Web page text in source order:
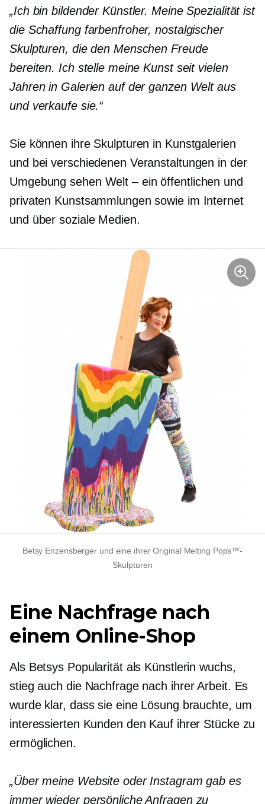
„Ich bin bildender Künstler. Meine Spezialität ist
die Schaffung farbenfroher, nostalgischer
Skulpturen, die den Menschen Freude
bereiten. Ich stelle meine Kunst seit vielen
Jahren in Galerien auf der ganzen Welt aus
und verkaufe sie.“
Sie können ihre Skulpturen in Kunstgalerien
und bei verschiedenen Veranstaltungen in der
Umgebung sehen Welt – ein öffentlichen und
privaten Kunstsammlungen sowie im Internet
und über soziale Medien.
Betsy Enzensberger und eine ihrer Original Melting Pops™-
Skulpturen
Eine Nachfrage nach
einem Online-Shop
Als Betsys Popularität als Künstlerin wuchs,
stieg auch die Nachfrage nach ihrer Arbeit. Es
wurde klar, dass sie eine Lösung brauchte, um
interessierten Kunden den Kauf ihrer Stücke zu
ermöglichen.
„Über meine Website oder Instagram gab es
immer wieder persönliche Anfragen zu